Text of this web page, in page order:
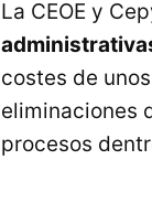
La CEOE y
costes de unos
eliminaciones
procesos